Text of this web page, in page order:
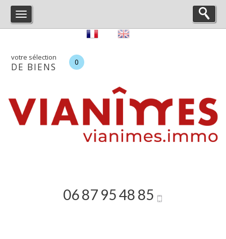
votre sélection
DE BIENS 0
06 87 95 48 85